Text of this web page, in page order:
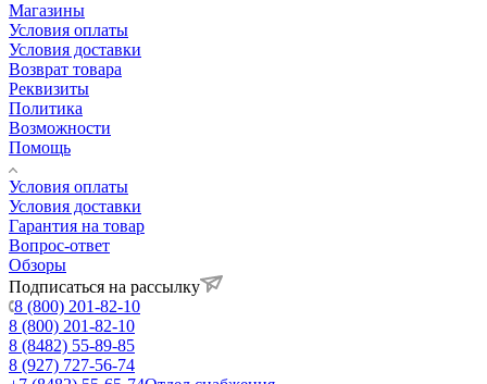
Магазины
Условия оплаты
Условия доставки
Возврат товара
Реквизиты
Политика
Возможности
Помощь
Условия оплаты
Условия доставки
Гарантия на товар
Вопрос-ответ
Обзоры
Подписаться на рассылку
8 (800) 201-82-10
8 (800) 201-82-10
8 (8482) 55-89-85
8 (927) 727-56-74